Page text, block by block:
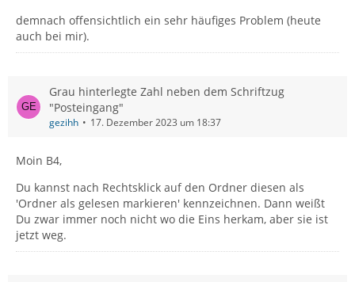
demnach offensichtlich ein sehr häufiges Problem (heute
auch bei mir).
Grau hinterlegte Zahl neben dem Schriftzug
"Posteingang"
gezihh 17. Dezember 2023 um 18:37
Moin B4,
Du kannst nach Rechtsklick auf den Ordner diesen als
'Ordner als gelesen markieren' kennzeichnen. Dann weißt
Du zwar immer noch nicht wo die Eins herkam, aber sie ist
jetzt weg.